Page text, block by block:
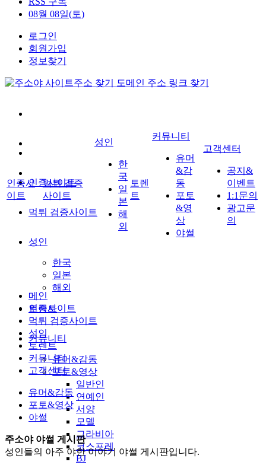
08월 08일(토)
로그인
회원가입
정보찾기
인증사이트
먹튀 검증사이트
성인
한국
일본
해외
토렌트
커뮤니티
유머&감동
포토&영상
일반인
연예인
서양
모델
그라비아
코스프레
BJ
인증사
이트
먹튀 검증
사이트
성인
한
국
일
본
해
외
토렌
트
커뮤니티
유머
&감
동
포토
&영
상
야썰
고객센터
공지&
이벤트
1:1문의
광고문
의
메인
인증사이트
먹튀 검증사이트
성인
토렌트
커뮤니티
고객센터
유머&감동
포토&영상
야썰
주소야 야썰 게시판
성인들의 아주 야한 이야기 야썰 게시판입니다.